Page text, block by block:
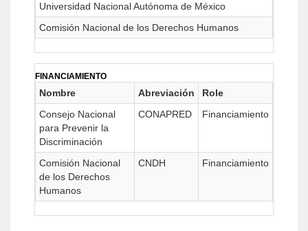
Universidad Nacional Autónoma de México
Comisión Nacional de los Derechos Humanos
FINANCIAMIENTO
Nombre Abreviación
Role
Consejo Nacional
para Prevenir la
Discriminación
CONAPRED Financiamiento
Comisión Nacional
de los Derechos
Humanos
CNDH Financiamiento